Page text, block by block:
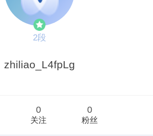
2段
zhiliao_L4fpLg
0
关注
0
粉丝